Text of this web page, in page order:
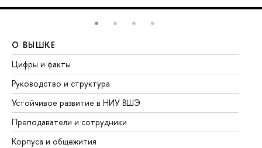
О ВЫШКЕ
Цифры и факты
Руководство и структура
Устойчивое развитие в НИУ ВШЭ
Преподаватели и сотрудники
Корпуса и общежития